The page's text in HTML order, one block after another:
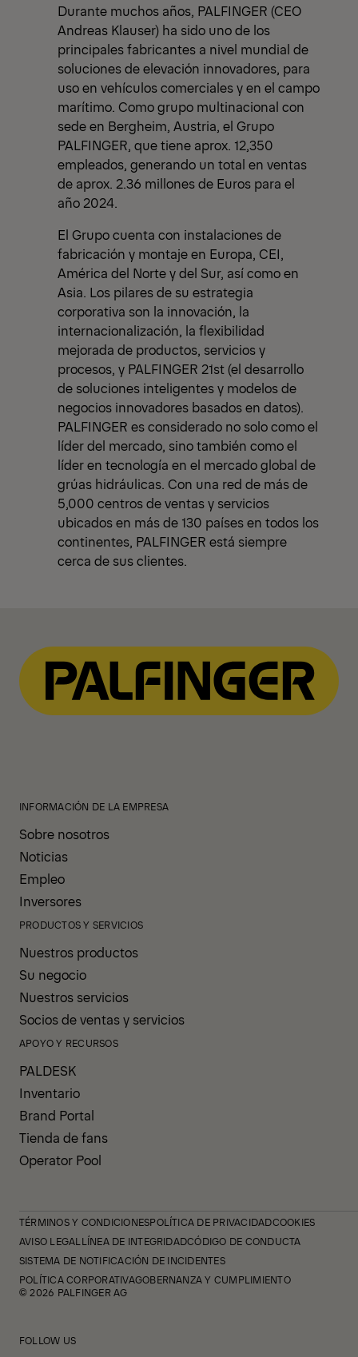
Durante muchos años, PALFINGER (CEO
Andreas Klauser) ha sido uno de los
principales fabricantes a nivel mundial de
soluciones de elevación innovadores, para
uso en vehículos comerciales y en el campo
marítimo. Como grupo multinacional con
sede en Bergheim, Austria, el Grupo
PALFINGER, que tiene aprox. 12,350
empleados, generando un total en ventas
de aprox. 2.36 millones de Euros para el
año 2024.
El Grupo cuenta con instalaciones de
fabricación y montaje en Europa, CEI,
América del Norte y del Sur, así como en
Asia. Los pilares de su estrategia
corporativa son la innovación, la
internacionalización, la flexibilidad
mejorada de productos, servicios y
procesos, y PALFINGER 21st (el desarrollo
de soluciones inteligentes y modelos de
negocios innovadores basados en datos).
PALFINGER es considerado no solo como el
líder del mercado, sino también como el
líder en tecnología en el mercado global de
grúas hidráulicas. Con una red de más de
5,000 centros de ventas y servicios
ubicados en más de 130 países en todos los
continentes, PALFINGER está siempre
cerca de sus clientes.
INFORMACIÓN DE LA EMPRESA
Sobre nosotros
Noticias
Empleo
Inversores
PRODUCTOS Y SERVICIOS
Nuestros productos
Su negocio
Nuestros servicios
Socios de ventas y servicios
APOYO Y RECURSOS
PALDESK
Inventario
Brand Portal
Tienda de fans
Operator Pool
TÉRMINOS Y CONDICIONESPOLÍTICA DE PRIVACIDADCOOKIES
AVISO LEGAL LÍNEA DE INTEGRIDADCÓDIGO DE CONDUCTA
SISTEMA DE NOTIFICACIÓN DE INCIDENTES
POLÍTICA CORPORATIVAGOBERNANZA Y CUMPLIMIENTO
© 2026 PALFINGER AG
FOLLOW US